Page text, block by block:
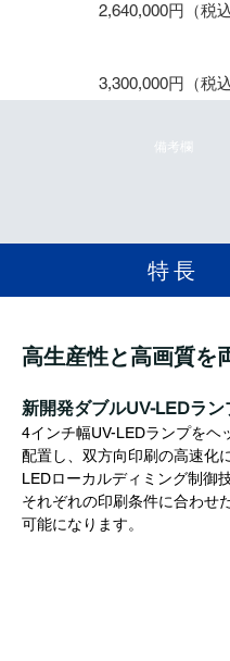
2,640,000円（税込
3,300,000円（税込
備考欄
​特長
高生産性と高画質を
新開発ダブルUV-LEDラン
4インチ幅UV-LEDランプをヘ
配置し、双方向印刷の高速化
LEDローカルディミング制御
それぞれの印刷条件に合わせ
可能になります。